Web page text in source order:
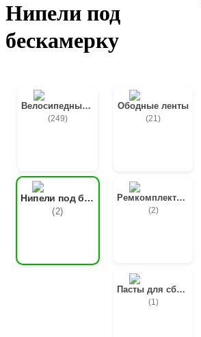
Нипели под
бескамерку
Велосипедные покрышки
(249)
Ободные ленты
(21)
Нипели под бескамерку
(2)
Ремкомплекты и латки
(2)
Пасты для сборки
(1)